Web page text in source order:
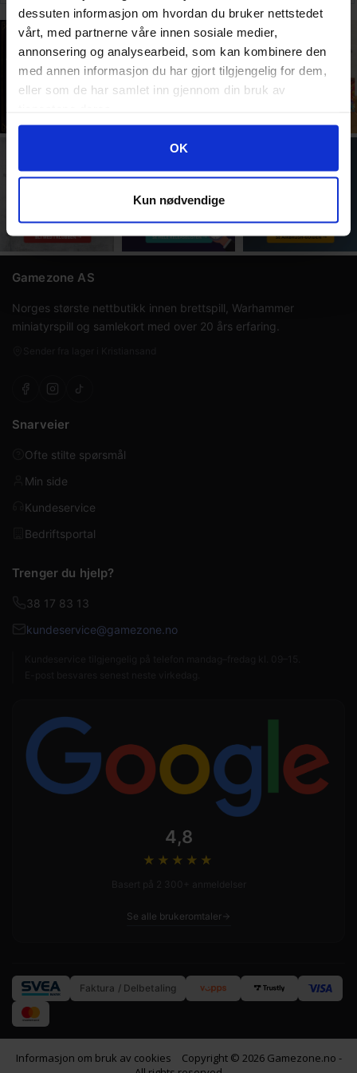
dessuten informasjon om hvordan du bruker nettstedet
vårt, med partnerne våre innen sosiale medier,
annonsering og analysearbeid, som kan kombinere den
med annen informasjon du har gjort tilgjengelig for dem,
eller som de har samlet inn gjennom din bruk av
Googles retningslinjer for personvern
OK
Kun nødvendige
Play
Gamezone AS
Norges største nettbutikk innen brettspill, Warhammer
miniatyrspill og samlekort med over 20 års erfaring.
Snarveier
Ofte stilte spørsmål
Min side
Kundeservice
Bedriftsportal
Trenger du hjelp?
38 17 83 13
kundeservice@gamezone.no
4,8
★★★★ ★
Se alle brukeromtaler
Faktura / Delbetaling
Informasjon om bruk av cookies
Copyright © 2026 Gamezone.no -